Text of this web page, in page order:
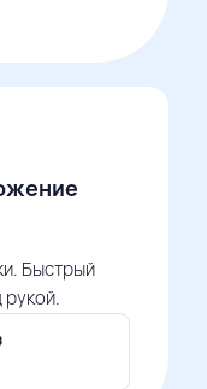
Быстрый